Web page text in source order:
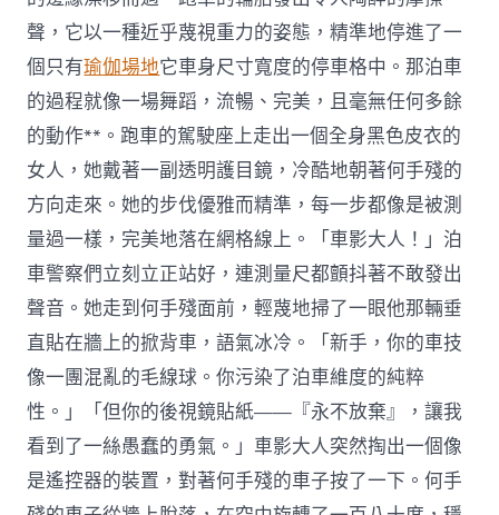
聲，它以一種近乎蔑視重力的姿態，精準地停進了一
個只有瑜伽場地它車身尺寸寬度的停車格中。那泊車
的過程就像一場舞蹈，流暢、完美，且毫無任何多餘
的動作**。跑車的駕駛座上走出一個全身黑色皮衣的
女人，她戴著一副透明護目鏡，冷酷地朝著何手殘的
方向走來。她的步伐優雅而精準，每一步都像是被測
量過一樣，完美地落在網格線上。「車影大人！」泊
車警察們立刻立正站好，連測量尺都顫抖著不敢發出
聲音。她走到何手殘面前，輕蔑地掃了一眼他那輛垂
直貼在牆上的掀背車，語氣冰冷。「新手，你的車技
像一團混亂的毛線球。你污染了泊車維度的純粹
性。」「但你的後視鏡貼紙——『永不放棄』，讓我
看到了一絲愚蠢的勇氣。」車影大人突然掏出一個像
是遙控器的裝置，對著何手殘的車子按了一下。何手